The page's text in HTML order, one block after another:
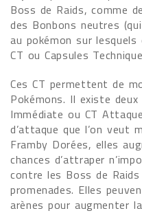
Boss de Raids, comme
des Bonbons neutres
au pokémon sur
CT ou Capsules
Ces CT permettent de
Pokémons. Il existe
Immédiate ou CT
d’attaque que l’on veut
Framby Dorées, elles
chances d’attraper
contre les Boss de
promenades. Elles
arènes pour augmenter